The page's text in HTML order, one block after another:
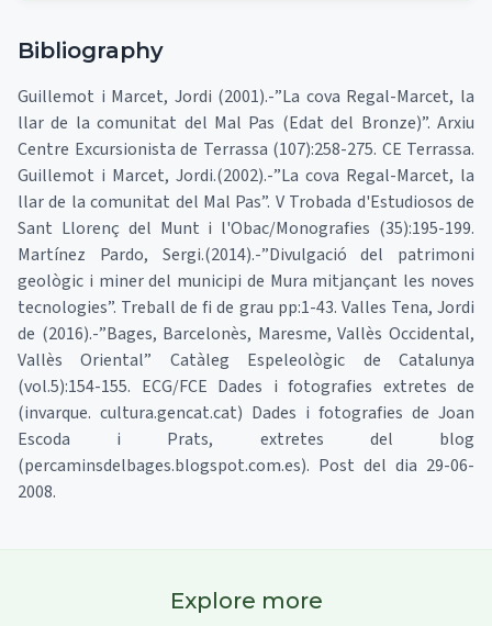
Bibliography
Guillemot i Marcet, Jordi (2001).-”La cova Regal-Marcet, la
llar de la comunitat del Mal Pas (Edat del Bronze)”. Arxiu
Centre Excursionista de Terrassa (107):258-275. CE Terrassa.
Guillemot i Marcet, Jordi.(2002).-”La cova Regal-Marcet, la
llar de la comunitat del Mal Pas”. V Trobada d'Estudiosos de
Sant Llorenç del Munt i l'Obac/Monografies (35):195-199.
Martínez Pardo, Sergi.(2014).-”Divulgació del patrimoni
geològic i miner del municipi de Mura mitjançant les noves
tecnologies”. Treball de fi de grau pp:1-43. Valles Tena, Jordi
de (2016).-”Bages, Barcelonès, Maresme, Vallès Occidental,
Vallès Oriental” Catàleg Espeleològic de Catalunya
(vol.5):154-155. ECG/FCE Dades i fotografies extretes de
(invarque. cultura.gencat.cat) Dades i fotografies de Joan
Escoda i Prats, extretes del blog
(percaminsdelbages.blogspot.com.es). Post del dia 29-06-
2008.
Explore more